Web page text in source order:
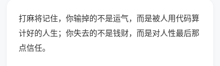
打麻将记住，你输掉的不是运气，而是被人用代码算
计好的人生；你失去的不是钱财，而是对人性最后那
点信任。